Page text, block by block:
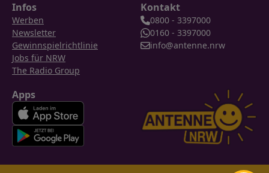
Infos
Werben
Newsletter
Gewinnspielrichtlinie
Jobs für NRW
The Radio Group
Kontakt
0800 - 3397000
0160 - 3397000
info@antenne.nrw
Apps